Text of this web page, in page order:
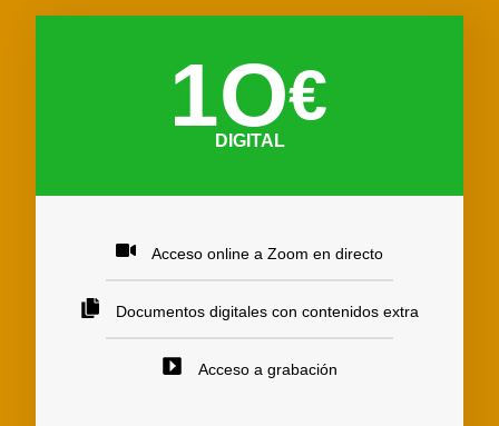
1O€
DIGITAL
Acceso online a Zoom en directo
Documentos digitales con contenidos extra
Acceso a grabación